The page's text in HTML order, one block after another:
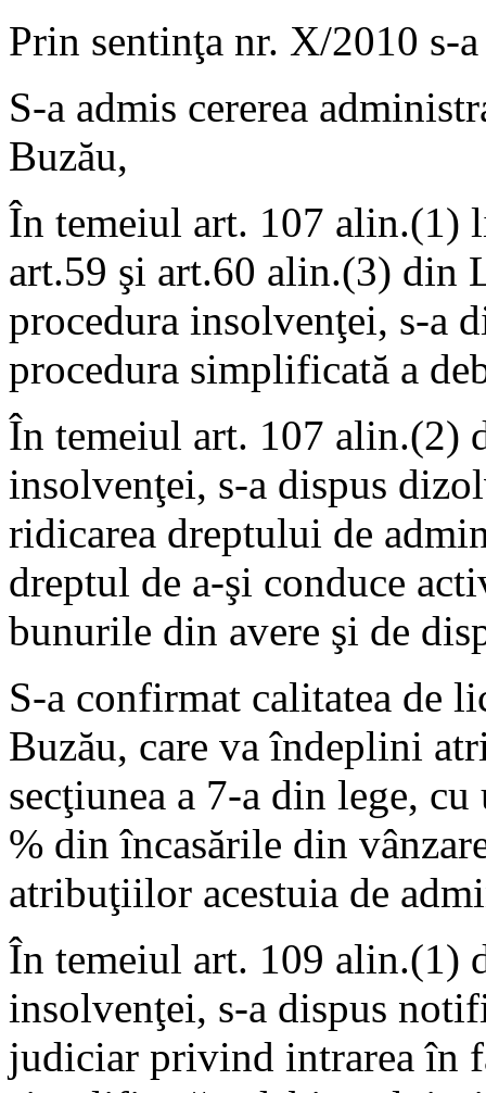
Prin sentinţa nr. X/2010 s-
S-a admis cererea
Buzău,
În temeiul art. 107 alin.(1)
art.59 şi art.60 alin.(3) din
procedura insolvenţei, s-a
procedura simplificată a
În temeiul art. 107 alin.(2)
insolvenţei, s-a dispus
ridicarea dreptului de
dreptul de a-şi conduce
bunurile din avere şi de
S-a confirmat calitatea de
Buzău, care va îndeplini
secţiunea a 7-a din lege,
% din încasările din
atribuţiilor acestuia de
În temeiul art. 109 alin.(1)
insolvenţei, s-a dispus
judiciar privind intrarea în